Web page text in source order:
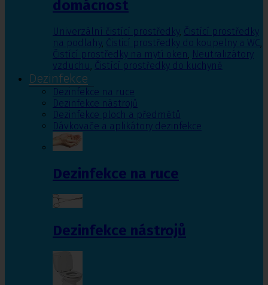
domácnost
Univerzální čistící prostředky, Čistící prostředky
na podlahy, Čisticí prostředky do koupelny a WC,
Čistící prostředky na mytí oken, Neutralizátory
vzduchu, Čistící prostředky do kuchyně
Dezinfekce
Dezinfekce na ruce
Dezinfekce nástrojů
Dezinfekce ploch a předmětů
Dávkovače a aplikátory dezinfekce
Dezinfekce na ruce
Dezinfekce nástrojů